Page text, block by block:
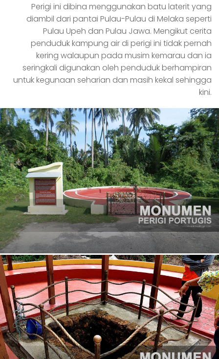
Perigi ini dibina menggunakan batu laterit yang
diambil dari pantai Pulau-Pulau di Melaka seperti
Pulau Upeh dan Pulau Jawa. Mengikut cerita
penduduk kampung air di perigi ini tidak pernah
kering walaupun pada musim kemarau dan ia
seringkali digunakan oleh penduduk berhampiran
untuk kegunaan seharian dan masih kekal sehingga
kini.